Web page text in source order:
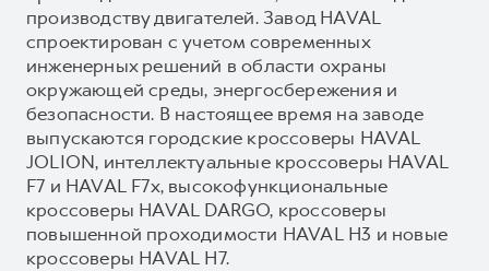
производству двигателей. Завод HAVAL
спроектирован с учетом современных
инженерных решений в области охраны
окружающей среды, энергосбережения и
безопасности. В настоящее время на заводе
выпускаются городские кроссоверы HAVAL
JOLION, интеллектуальные кроссоверы HAVAL
F7 и HAVAL F7x, высокофункциональные
кроссоверы HAVAL DARGO, кроссоверы
повышенной проходимости HAVAL H3 и новые
кроссоверы HAVAL H7.